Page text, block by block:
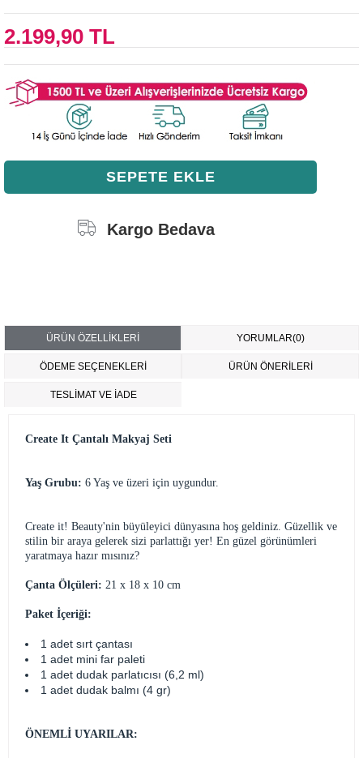
2.199,90 TL
Kargo Bedava
ÜRÜN ÖZELLIKLERI YORUMLAR(0)
ÖDEME SEÇENEKLERI ÜRÜN ÖNERILERI
TESLİMAT VE İADE
Create It Çantalı Makyaj Seti
Yaş Grubu: 6 Yaş ve üzeri için uygundur.
Create it! Beauty'nin büyüleyici dünyasına hoş geldiniz. Güzellik ve
stilin bir araya gelerek sizi parlattığı yer! En güzel görünümleri
yaratmaya hazır mısınız?
Çanta Ölçüleri: 21 x 18 x 10 cm
Paket İçeriği:
1 adet sırt çantası
1 adet mini far paleti
1 adet dudak parlatıcısı (6,2 ml)
1 adet dudak balmı (4 gr)
ÖNEMLİ UYARILAR: